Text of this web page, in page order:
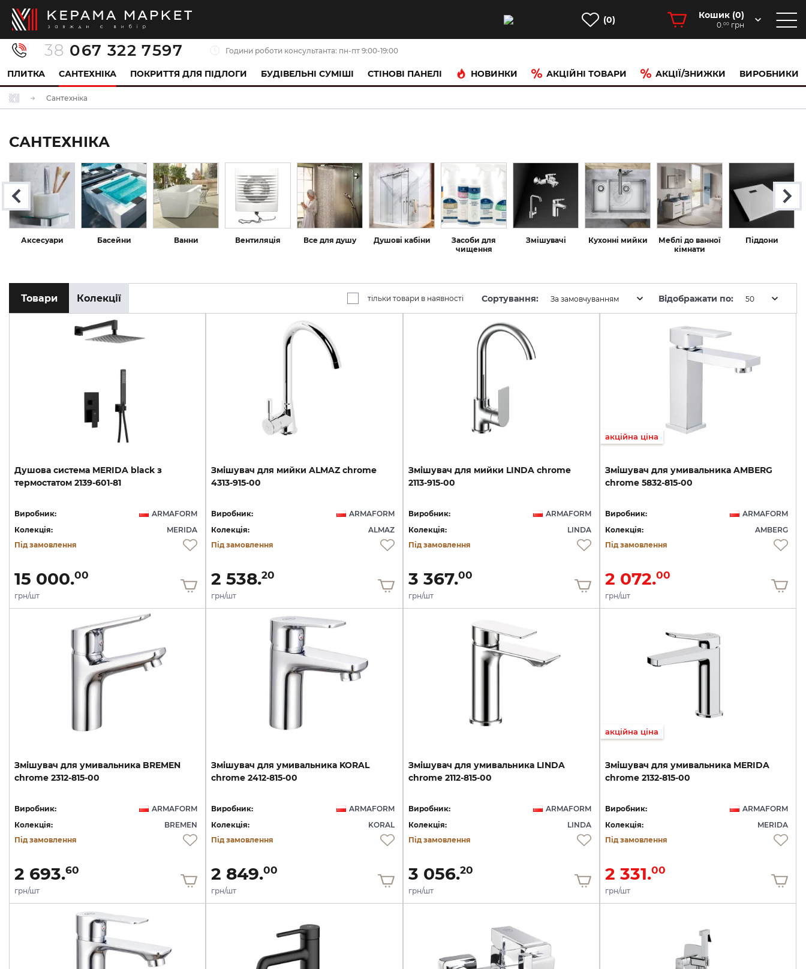
(0) Кошик (0)
0.00 грн
38 067 322 7597 Години роботи консультанта: пн-пт 9:00-19:00
ПЛИТКА САНТЕХНІКА ПОКРИТТЯ ДЛЯ ПІДЛОГИ БУДІВЕЛЬНІ СУМІШІ CТІНОВІ ПАНЕЛІ НОВИНКИ АКЦІЙНІ ТОВАРИ АКЦІЇ/ЗНИЖКИ ВИРОБНИКИ
Сантехніка
САНТЕХНІКА
Аксесуари Басейни Ванни Вентиляція Все для душу Душові кабіни
Засоби для
чищення
Змішувачі Кухонні мийки
Меблі до ванної
кімнати
Піддони
Товари Колекції тільки товари в наявності Сортування: За замовчуванням Відображати по: 50
Душова система MERIDA black з
термостатом 2139-601-81
Виробник:
ARMAFORM
Колекція:
MERIDA
Під замовлення
15 000.00
грн/шт
Змішувач для мийки ALMAZ chrome
4313-915-00
Виробник:
ARMAFORM
Колекція:
ALMAZ
Під замовлення
2 538.20
грн/шт
Змішувач для мийки LINDA chrome
2113-915-00
Виробник:
ARMAFORM
Колекція:
LINDA
Під замовлення
3 367.00
грн/шт
акційна ціна
Змішувач для умивальника AMBERG
chrome 5832-815-00
Виробник:
ARMAFORM
Колекція:
AMBERG
Під замовлення
2 072.00
грн/шт
Змішувач для умивальника BREMEN
chrome 2312-815-00
Виробник:
ARMAFORM
Колекція:
BREMEN
Під замовлення
2 693.60
грн/шт
Змішувач для умивальника KORAL
chrome 2412-815-00
Виробник:
ARMAFORM
Колекція:
KORAL
Під замовлення
2 849.00
грн/шт
Змішувач для умивальника LINDA
chrome 2112-815-00
Виробник:
ARMAFORM
Колекція:
LINDA
Під замовлення
3 056.20
грн/шт
акційна ціна
Змішувач для умивальника MERIDA
chrome 2132-815-00
Виробник:
ARMAFORM
Колекція:
MERIDA
Під замовлення
2 331.00
грн/шт